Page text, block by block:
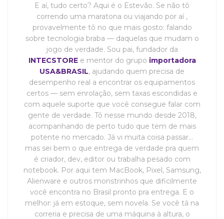
E aí, tudo certo? Aqui é o Estevão. Se não tô
correndo uma maratona ou viajando por aí ,
provavelmente tô no que mais gosto: falando
sobre tecnologia braba — daquelas que mudam o
jogo de verdade. Sou pai, fundador da
INTECSTOREe mentor do grupo importadora
USA&BRASIL, ajudando quem precisa de
desempenho real a encontrar os equipamentos
certos — sem enrolação, sem taxas escondidas e
com aquele suporte que você consegue falar com
gente de verdade. Tô nesse mundo desde 2018,
acompanhando de perto tudo que tem de mais
potente no mercado. Já vi muita coisa passar…
mas sei bem o que entrega de verdade pra quem
é criador, dev, editor ou trabalha pesado com
notebook. Por aqui tem MacBook, Pixel, Samsung,
Alienware e outros monstrinhos que dificilmente
você encontra no Brasil pronto pra entrega. E o
melhor: já em estoque, sem novela. Se você tá na
correria e precisa de uma máquina à altura, o